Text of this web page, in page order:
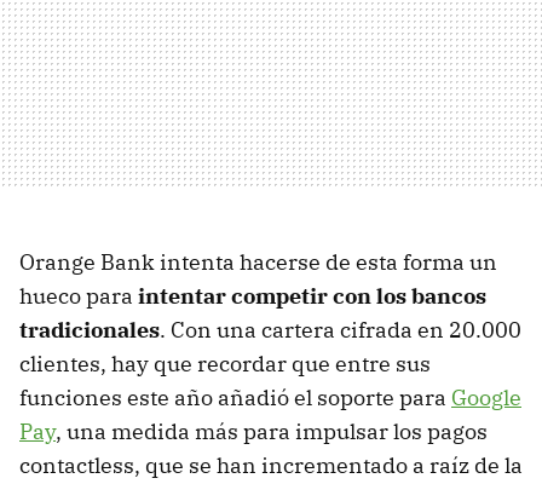
Orange Bank intenta hacerse de esta forma un
hueco para intentar competir con los bancos
tradicionales. Con una cartera cifrada en 20.000
clientes, hay que recordar que entre sus
funciones este año añadió el soporte para Google
Pay, una medida más para impulsar los pagos
contactless, que se han incrementado a raíz de la